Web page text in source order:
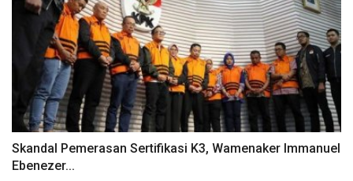
Skandal Pemerasan Sertifikasi K3, Wamenaker Immanuel
Ebenezer...